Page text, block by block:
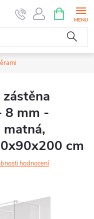
NÁKUPNÍ
KOŠÍK
8 mm -
cm
hodnocení